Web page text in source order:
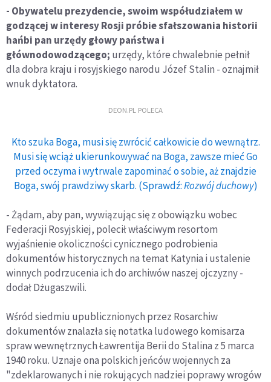
- Obywatelu prezydencie, swoim współudziałem w
godzącej w interesy Rosji próbie sfałszowania historii
hańbi pan urzędy głowy państwa i
głównodowodzącego; urzędy, które chwalebnie pełnił
dla dobra kraju i rosyjskiego narodu Józef Stalin - oznajmił
wnuk dyktatora.
DEON.PL POLECA
Kto szuka Boga, musi się zwrócić całkowicie do wewnątrz.
Musi się wciąż ukierunkowywać na Boga, zawsze mieć Go
przed oczyma i wytrwale zapominać o sobie, aż znajdzie
Boga, swój prawdziwy skarb. (Sprawdź:Rozwój duchowy)
- Żądam, aby pan, wywiązując się z obowiązku wobec
Federacji Rosyjskiej, polecił właściwym resortom
wyjaśnienie okoliczności cynicznego podrobienia
dokumentów historycznych na temat Katynia i ustalenie
winnych podrzucenia ich do archiwów naszej ojczyzny -
dodał Dżugaszwili.
Wśród siedmiu upublicznionych przez Rosarchiw
dokumentów znalazła się notatka ludowego komisarza
spraw wewnętrznych Ławrentija Berii do Stalina z 5 marca
1940 roku. Uznaje ona polskich jeńców wojennych za
"zdeklarowanych i nie rokujących nadziei poprawy wrogów